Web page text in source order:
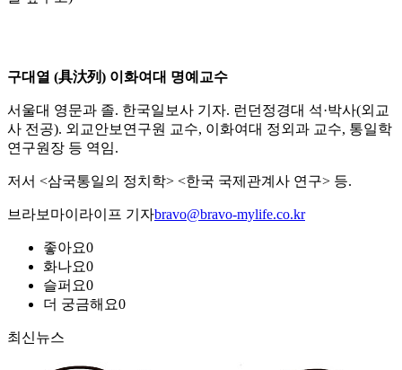
구대열 (具汏列) 이화여대 명예교수
서울대 영문과 졸. 한국일보사 기자. 런던정경대 석·박사(외교
사 전공). 외교안보연구원 교수, 이화여대 정외과 교수, 통일학
연구원장 등 역임.
저서 <삼국통일의 정치학> <한국 국제관계사 연구> 등.
브라보마이라이프 기자bravo@bravo-mylife.co.kr
좋아요0
화나요0
슬퍼요0
더 궁금해요0
최신뉴스